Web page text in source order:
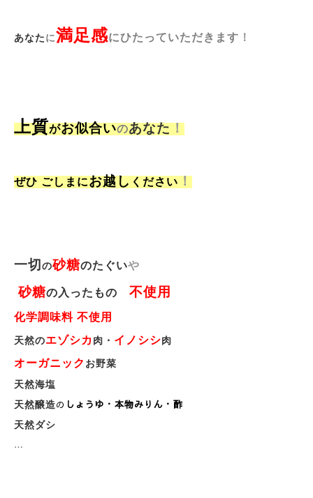
あなたに満足感にひたっていただきます ！
上質がお似合いのあなた！
ぜひ ごしまにお越し ください！
一切の砂糖のたぐいや
砂糖の入ったもの 不使用
化学調味料 不使用
天然のエゾシカ肉・ イノシシ肉
オーガニック お野菜
天然海塩
天然醸造の しょうゆ・本物みりん・酢
天然ダシ
…